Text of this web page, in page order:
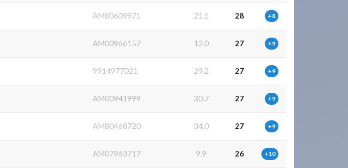
AM80609971 21.1 28 +8
AM00966157 12.0 27 +9
9914977021 29.2 27 +9
AM00941999 30.7 27 +9
AM80468720 34.0 27 +9
AM07963717 9.9 26 +10